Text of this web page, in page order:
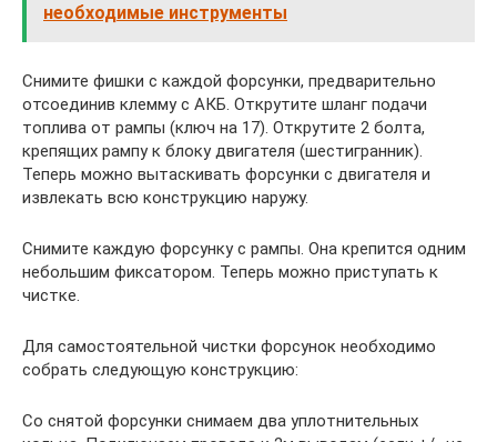
необходимые инструменты
Снимите фишки с каждой форсунки, предварительно
отсоединив клемму с АКБ. Открутите шланг подачи
топлива от рампы (ключ на 17). Открутите 2 болта,
крепящих рампу к блоку двигателя (шестигранник).
Теперь можно вытаскивать форсунки с двигателя и
извлекать всю конструкцию наружу.
Снимите каждую форсунку с рампы. Она крепится одним
небольшим фиксатором. Теперь можно приступать к
чистке.
Для самостоятельной чистки форсунок необходимо
собрать следующую конструкцию:
Со снятой форсунки снимаем два уплотнительных